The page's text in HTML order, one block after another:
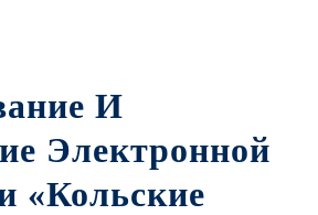
И
Электронной
«Кольские